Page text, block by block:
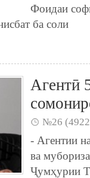
Фоидаи
ба соли
Агентӣ
№26
- Агентии
ва
Ҷумҳурии